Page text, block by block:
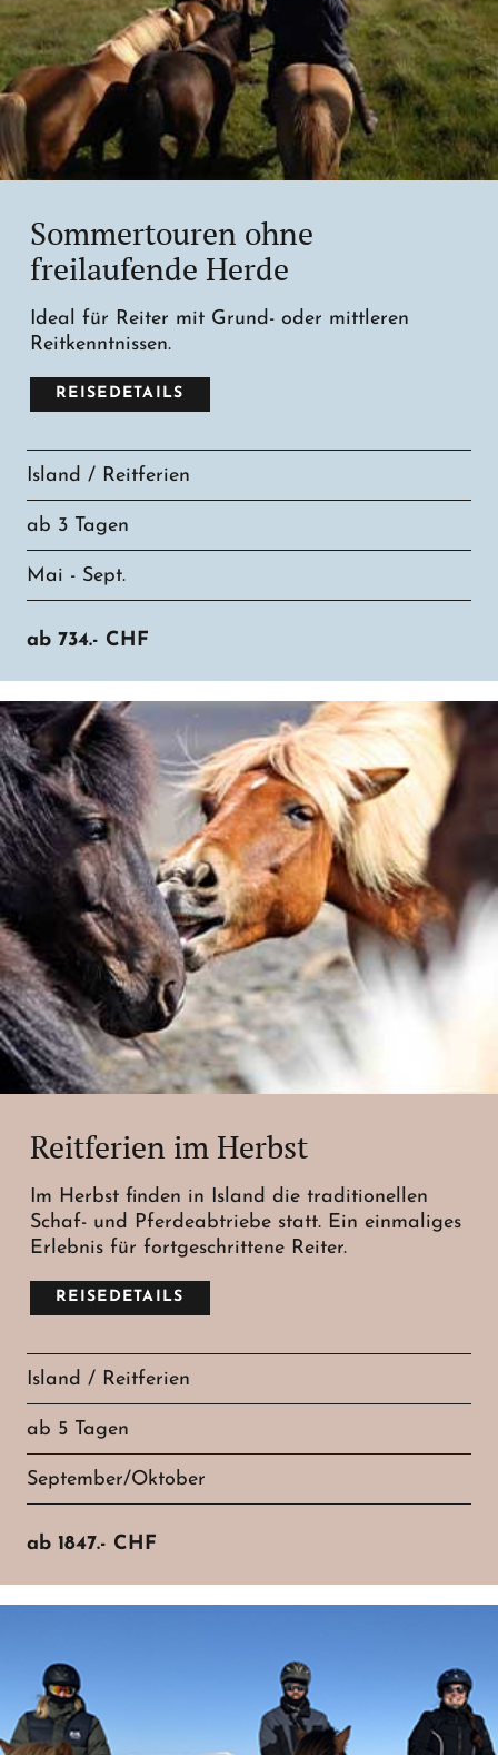
Sommertouren ohne
freilaufende Herde
Ideal für Reiter mit Grund- oder mittleren
Reitkenntnissen.
REISEDETAILS
Island / Reitferien
ab 3 Tagen
Mai - Sept.
ab 734.- CHF
Reitferien im Herbst
Im Herbst finden in Island die traditionellen
Schaf- und Pferdeabtriebe statt. Ein einmaliges
Erlebnis für fortgeschrittene Reiter.
REISEDETAILS
Island / Reitferien
ab 5 Tagen
September/Oktober
ab 1847.- CHF